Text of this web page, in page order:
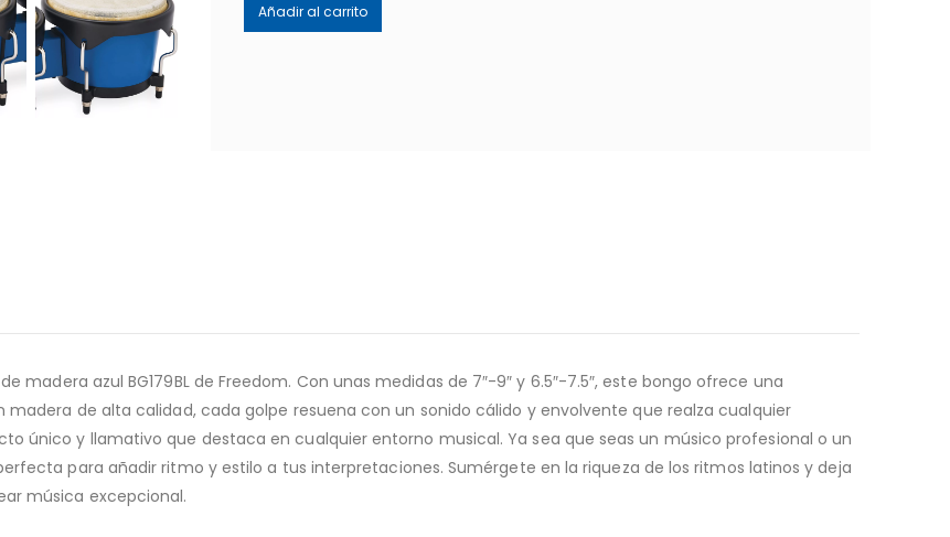
Añadir al carrito
madera azul BG179BL de Freedom. Con unas medidas de 7″-9″ y 6.5″-7.5″, este bongo ofrece una
de alta calidad, cada golpe resuena con un sonido cálido y envolvente que realza cualquier
único y llamativo que destaca en cualquier entorno musical. Ya sea que seas un músico profesional o un
para añadir ritmo y estilo a tus interpretaciones. Sumérgete en la riqueza de los ritmos latinos y deja
música excepcional.